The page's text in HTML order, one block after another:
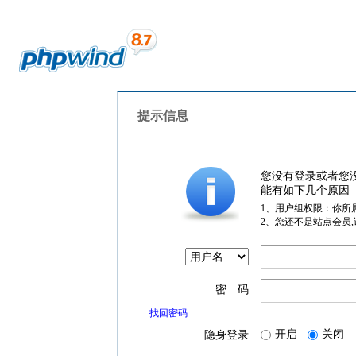
提示信息
您没有登录或者您
能有如下几个原因
1、用户组权限：你所
2、您还不是站点会员
密 码
找回密码
隐身登录 开启 关闭